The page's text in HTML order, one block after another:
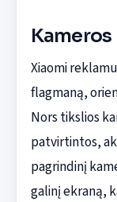
Xiaomi
flagmaną,
Nors tikslios
patvirtintos,
pagrindinį
galinį ekraną,